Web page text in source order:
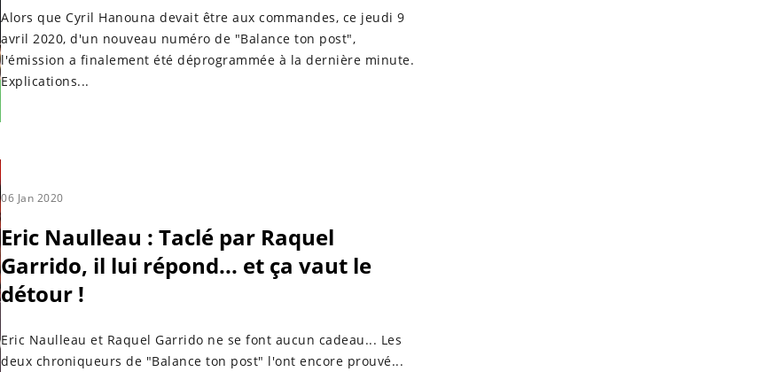
Alors que Cyril Hanouna devait être aux commandes, ce jeudi 9
avril 2020, d'un nouveau numéro de "Balance ton post",
l'émission a finalement été déprogrammée à la dernière minute.
Explications...
06 Jan 2020
Eric Naulleau : Taclé par Raquel
Garrido, il lui répond... et ça vaut le
détour !
Eric Naulleau et Raquel Garrido ne se font aucun cadeau... Les
deux chroniqueurs de "Balance ton post" l'ont encore prouvé...